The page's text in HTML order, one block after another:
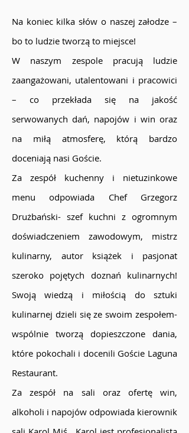
Na koniec kilka słów o naszej załodze –
bo to ludzie tworzą to miejsce!
W naszym zespole pracują ludzie
zaangażowani, utalentowani i pracowici
– co przekłada się na jakość
serwowanych dań, napojów i win oraz
na miłą atmosferę, którą bardzo
doceniają nasi Goście.
Za zespół kuchenny i nietuzinkowe
menu odpowiada Chef Grzegorz
Drużbański- szef kuchni z ogromnym
doświadczeniem zawodowym, mistrz
kulinarny, autor książek i pasjonat
szeroko pojętych doznań kulinarnych!
Swoją wiedzą i miłością do sztuki
kulinarnej dzieli się ze swoim zespołem-
wspólnie tworzą dopieszczone dania,
które pokochali i docenili Goście Laguna
Restaurant.
Za zespół na sali oraz ofertę win,
alkoholi i napojów odpowiada kierownik